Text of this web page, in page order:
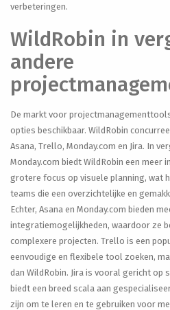
verbeteringen.
WildRobin in
andere
De markt voor
opties beschikbaar. WildRobin
Asana, Trello, Monday.com en Jira. In
Monday.com biedt WildRobin een meer
grotere focus op visuele planning, wat
teams die een overzichtelijke en
Echter, Asana en Monday.com bieden
integratiemogelijkheden, waardoor ze
complexere projecten. Trello is een
eenvoudige en flexibele tool zoeken,
dan WildRobin. Jira is vooral gericht
biedt een breed scala aan
zijn om te leren en te gebruiken voor